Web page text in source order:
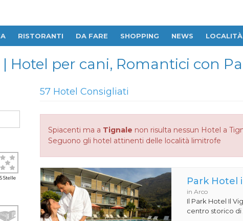
RISTORANTI DA FARE SHOPPING NEWS LOCALITÀ
Hotel per cani, Romantici con
5 Stelle
57 Hotel Consigliati
Spiacenti ma a Tignale non risulta nessun Hotel a
Seguono gli hotel attinenti delle località limitrofe
Park Hotel
in Arco
Il Park Hotel Il
centro storico di